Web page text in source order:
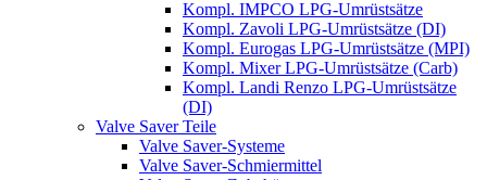
Kompl. IMPCO LPG-Umrüstsätze
Kompl. Zavoli LPG-Umrüstsätze (DI)
Kompl. Eurogas LPG-Umrüstsätze (MPI)
Kompl. Mixer LPG-Umrüstsätze (Carb)
Kompl. Landi Renzo LPG-Umrüstsätze
(DI)
Valve Saver Teile
Valve Saver-Systeme
Valve Saver-Schmiermittel